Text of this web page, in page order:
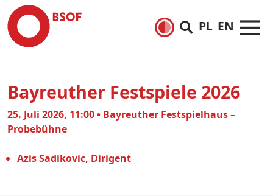
PL EN
Bayreuther Festspiele 2026
25. Juli 2026, 11:00 • Bayreuther Festspielhaus –
Probebühne
Azis Sadikovic, Dirigent